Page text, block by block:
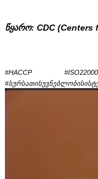
წყარო: CDC
#HACCP